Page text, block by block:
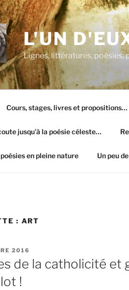
L'UN
Lignes, littératures,
Cours, stages, livres et propositions…
jusqu’à la poésie céleste…
en pleine nature Un peu
: ART
2016
de la catholicité et
!